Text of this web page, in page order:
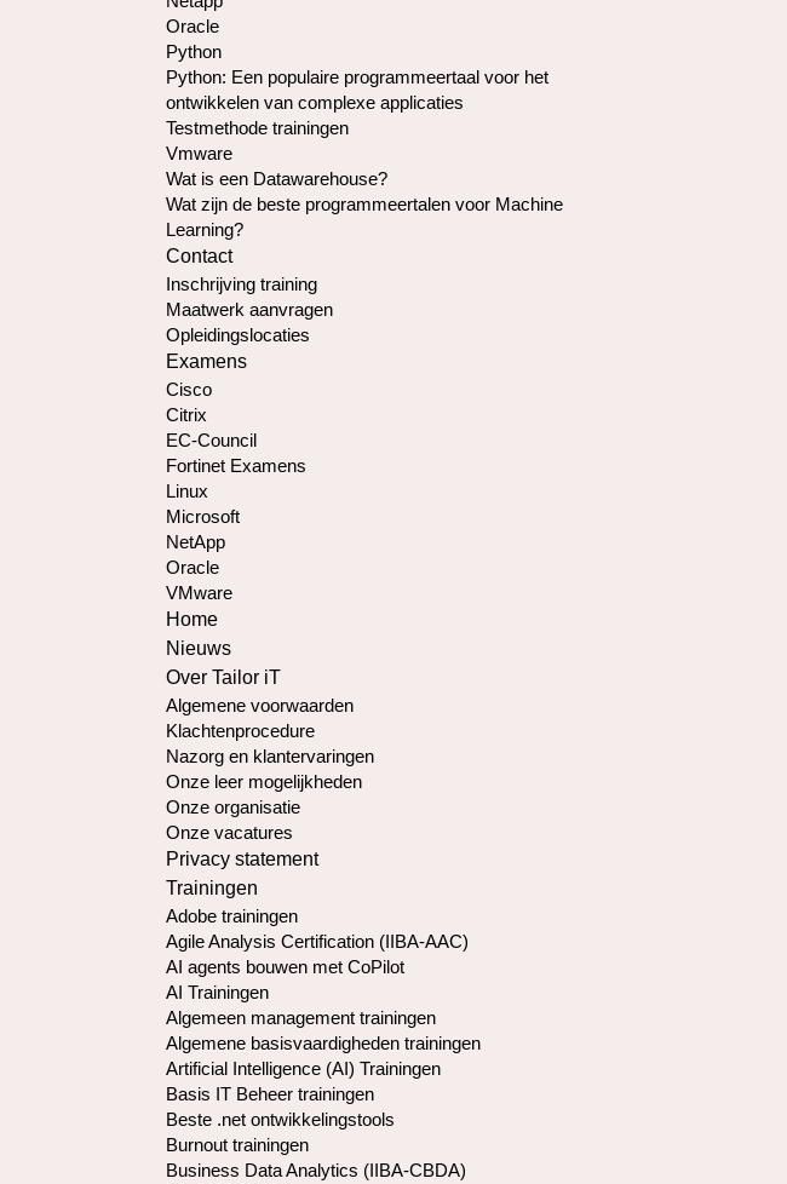
Oracle
Python
Python: Een populaire programmeertaal voor het
ontwikkelen van complexe applicaties
Testmethode trainingen
Vmware
Wat is een Datawarehouse?
Wat zijn de beste programmeertalen voor Machine
Learning?
Contact
Inschrijving training
Maatwerk aanvragen
Opleidingslocaties
Examens
Cisco
Citrix
EC-Council
Fortinet Examens
Linux
Microsoft
NetApp
Oracle
VMware
Home
Nieuws
Over Tailor iT
Algemene voorwaarden
Klachtenprocedure
Nazorg en klantervaringen
Onze leer mogelijkheden
Onze organisatie
Onze vacatures
Privacy statement
Trainingen
Adobe trainingen
Agile Analysis Certification (IIBA-AAC)
AI agents bouwen met CoPilot
AI Trainingen
Algemeen management trainingen
Algemene basisvaardigheden trainingen
Artificial Intelligence (AI) Trainingen
Basis IT Beheer trainingen
Beste .net ontwikkelingstools
Burnout trainingen
Business Data Analytics (IIBA-CBDA)